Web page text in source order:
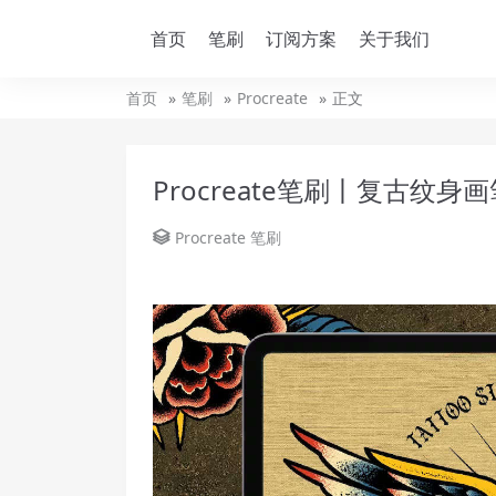
首页 笔刷 订阅方案 关于我们
首页 笔刷 Procreate 正文
Procreate笔刷丨复古纹身
Procreate 笔刷